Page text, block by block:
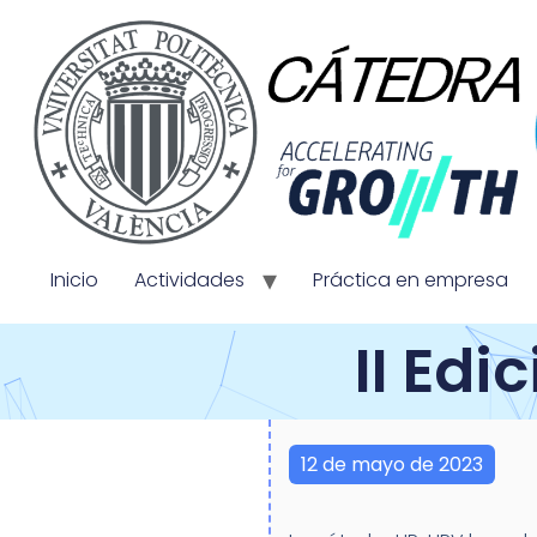
Inicio Actividades Práctica en empresa
II
12 de mayo de 2023